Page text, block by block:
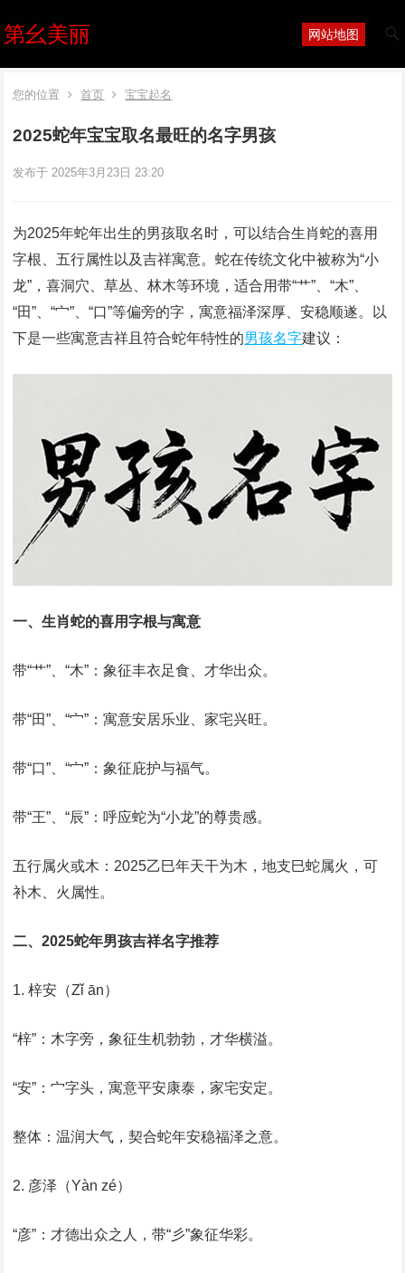
第幺美丽 网站地图
您的位置 首页 宝宝起名
2025蛇年宝宝取名最旺的名字男孩
发布于 2025年3月23日 23:20
为2025年蛇年出生的男孩取名时，可以结合生肖蛇的喜用
字根、五行属性以及吉祥寓意。蛇在传统文化中被称为“小
龙”，喜洞穴、草丛、林木等环境，适合用带“艹”、“木”、
“田”、“宀”、“口”等偏旁的字，寓意福泽深厚、安稳顺遂。以
下是一些寓意吉祥且符合蛇年特性的男孩名字建议：
‌一、生肖蛇的喜用字根与寓意‌
‌带“艹”、“木”‌：象征丰衣足食、才华出众。
‌带“田”、“宀”‌：寓意安居乐业、家宅兴旺。
‌带“口”、“宀”‌：象征庇护与福气。
‌带“王”、“辰”‌：呼应蛇为“小龙”的尊贵感。
‌五行属火或木‌：2025乙巳年天干为木，地支巳蛇属火，可
补木、火属性。
‌二、2025蛇年男孩吉祥名字推荐‌
‌1. 梓安（Zǐ ān）‌
‌“梓”‌：木字旁，象征生机勃勃，才华横溢。
‌“安”‌：宀字头，寓意平安康泰，家宅安定。
‌整体‌：温润大气，契合蛇年安稳福泽之意。
‌2. 彦泽（Yàn zé）‌
‌“彦”‌：才德出众之人，带“彡”象征华彩。